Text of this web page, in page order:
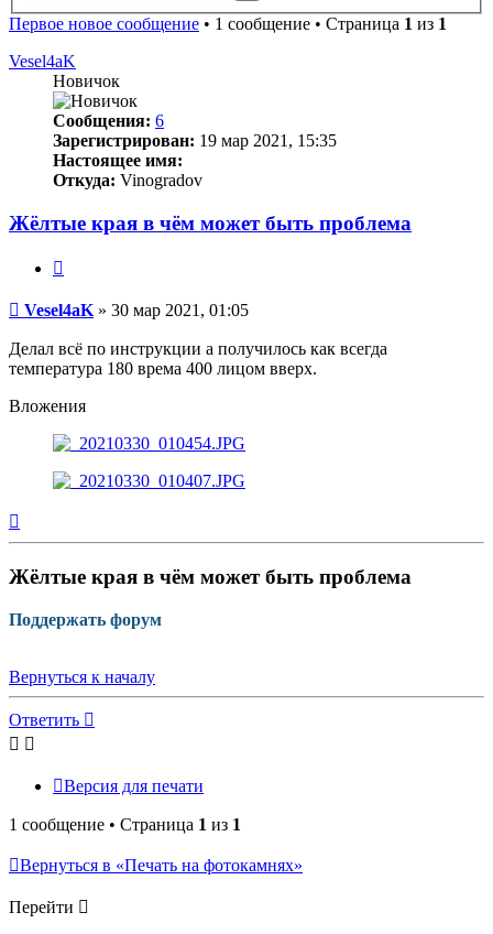
Первое новое сообщение • 1 сообщение • Страница 1 из 1
Vesel4aK
Новичок
Сообщения: 6
Зарегистрирован: 19 мар 2021, 15:35
Настоящее имя:
Откуда: Vinogradov
Жёлтые края в чём может быть проблема
Непрочитанное
Vesel4aK » 30 мар 2021, 01:05
Делал всё по инструкции а получилось как всегда
температура 180 врема 400 лицом вверх.
Вложения
Жёлтые края в чём может быть проблема
Поддержать форум
Вернуться к началу
Ответить
Версия для печати
1 сообщение • Страница 1 из 1
Вернуться в «Печать на фотокамнях»
Перейти